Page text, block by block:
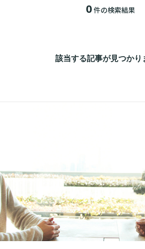
0 件の検索結果
該当する記事が見つかり